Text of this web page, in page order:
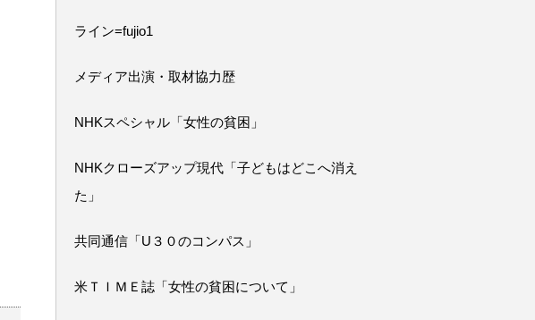
ライン=fujio1
メディア出演・取材協力歴
NHKスペシャル「女性の貧困」
NHKクローズアップ現代「子どもはどこへ消え
た」
共同通信「U３０のコンパス」
米ＴＩＭＥ誌「女性の貧困について」